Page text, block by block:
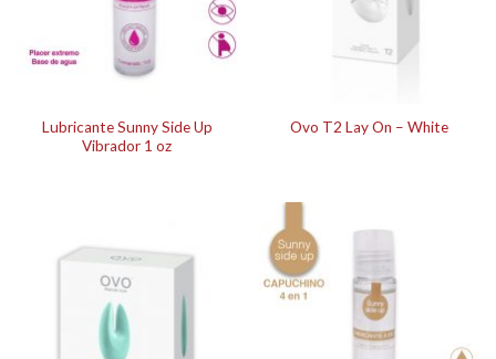
Lubricante Sunny Side Up
Vibrador 1 oz
Ovo T2 Lay On – White